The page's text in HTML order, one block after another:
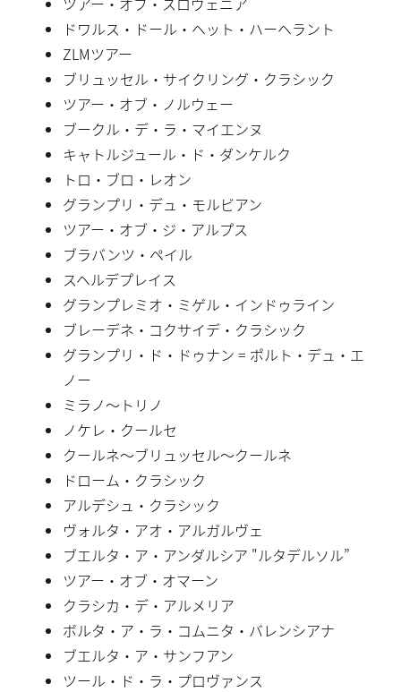
ドワルス・ドール・ヘット・ハーヘラント
ZLMツアー
ブリュッセル・サイクリング・クラシック
ツアー・オブ・ノルウェー
ブークル・デ・ラ・マイエンヌ
キャトルジュール・ド・ダンケルク
トロ・ブロ・レオン
グランプリ・デュ・モルビアン
ツアー・オブ・ジ・アルプス
ブラバンツ・ペイル
スヘルデプレイス
グランプレミオ・ミゲル・インドゥライン
ブレーデネ・コクサイデ・クラシック
グランプリ・ド・ドゥナン = ポルト・デュ・エ
ノー
ミラノ〜トリノ
ノケレ・クールセ
クールネ〜ブリュッセル〜クールネ
ドローム・クラシック
アルデシュ・クラシック
ヴォルタ・アオ・アルガルヴェ
ブエルタ・ア・アンダルシア "ルタデルソル”
ツアー・オブ・オマーン
クラシカ・デ・アルメリア
ボルタ・ア・ラ・コムニタ・バレンシアナ
ブエルタ・ア・サンフアン
ツール・ド・ラ・プロヴァンス